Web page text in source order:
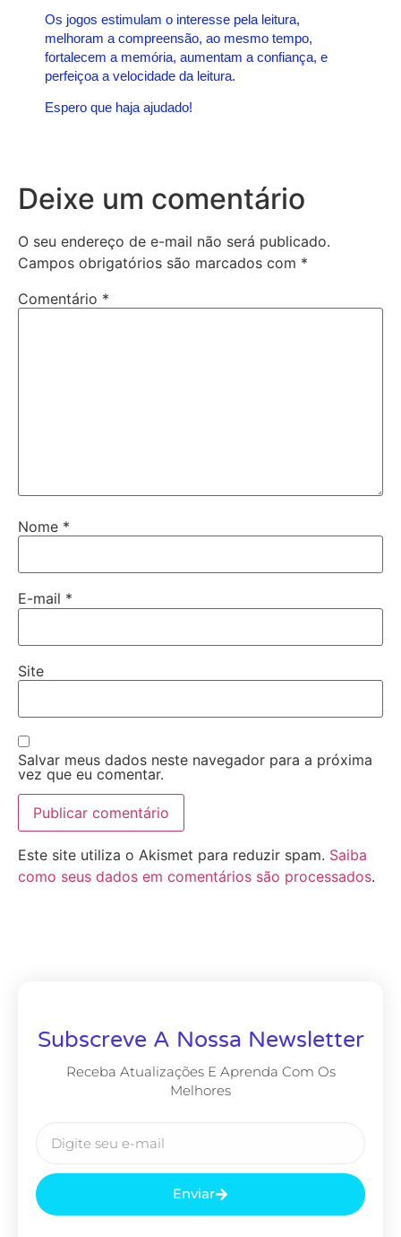
Os jogos estimulam o interesse pela leitura,
melhoram a compreensão, ao mesmo tempo,
fortalecem a memória, aumentam a confiança, e
perfeiçoa a velocidade da leitura.
Espero que haja ajudado!
Deixe um comentário
O seu endereço de e-mail não será publicado.
Campos obrigatórios são marcados com *
Comentário *
Nome *
E-mail *
Site
Salvar meus dados neste navegador para a próxima
vez que eu comentar.
Este site utiliza o Akismet para reduzir spam. Saiba
como seus dados em comentários são processados.
Subscreve A Nossa Newsletter
Receba Atualizações E Aprenda Com Os
Melhores
Enviar